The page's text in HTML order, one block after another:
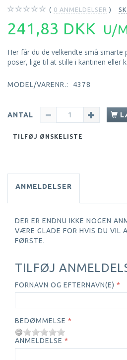
0 ANMELDELSER
241,83 DKK U/
Her får du de velkendte små smarte
poser, lige til at stille i kantinen eller
MODEL/VARENR.: 4378
ANTAL
TILFØJ ØNSKELISTE
ANMELDELSER
DER ER ENDNU IKKE NOGEN
VÆRE GLADE FOR HVIS DU VIL
FØRSTE.
TILFØJ
FORNAVN OG EFTERNAVN(E)
BEDØMMELSE
ANMELDELSE